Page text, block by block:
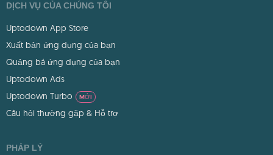
DỊCH VỤ CỦA CHÚNG TÔI
Uptodown App Store
Xuất bản ứng dụng của bạn
Quảng bá ứng dụng của bạn
Uptodown Ads
Uptodown Turbo
MỚI
Câu hỏi thường gặp & Hỗ trợ
PHÁP LÝ